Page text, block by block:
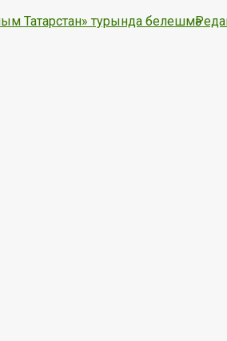
Татарстан» турында белешмә